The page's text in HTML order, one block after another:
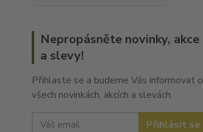
Nepropásněte novinky, akce
a slevy!
Přihlaste se a budeme Vás informovat o
všech novinkách, akcích a slevách.
Přihlásit se